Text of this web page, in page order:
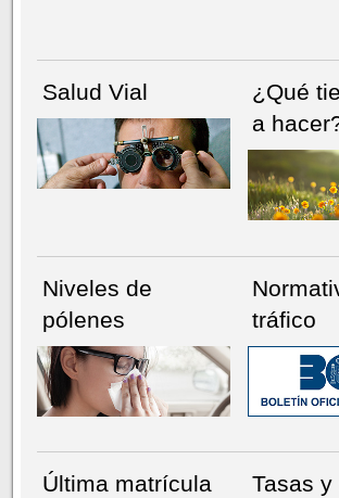
Salud Vial
¿Qué
a
Niveles de
pólenes
tráfico
Última matrícula
Tasas